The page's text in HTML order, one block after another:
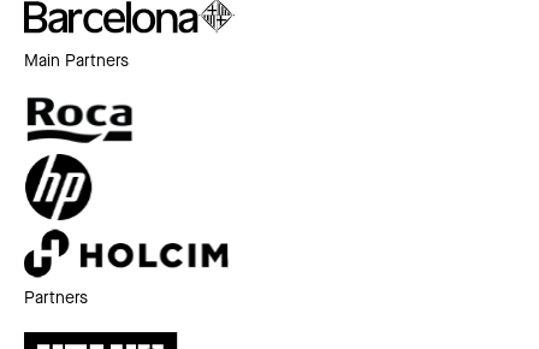
Main Partners
Partners